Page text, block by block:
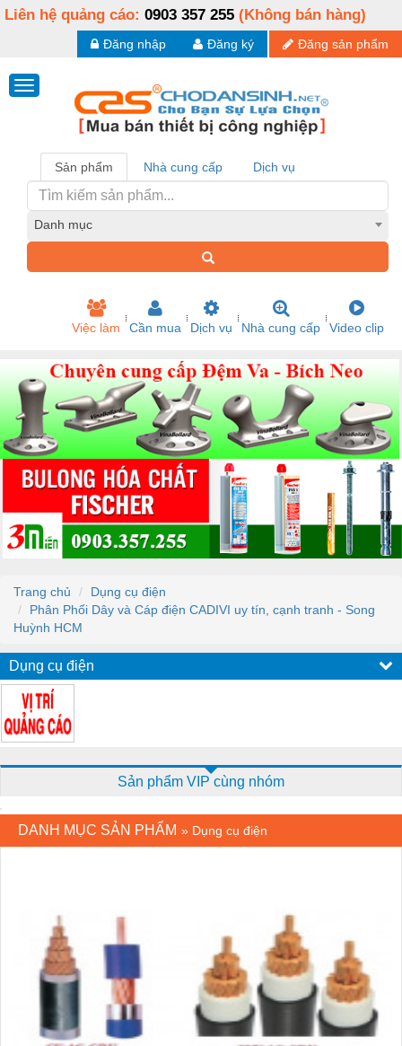
Liên hệ quảng cáo: 0903 357 255 (Không bán hàng)
Đăng sản phẩm
Đăng ký
Đăng nhập
Sản phẩm Nhà cung cấp Dịch vụ
Danh mục
Việc làm Cần mua Dịch vụ Nhà cung cấp Video clip
Trang chủ
Dụng cụ điện
Phân Phối Dây và Cáp điện CADIVI uy tín, cạnh tranh - Song
Huỳnh HCM
Dụng cụ điện
Sản phẩm VIP cùng nhóm
DANH MỤC SẢN PHẨM » Dụng cụ điện